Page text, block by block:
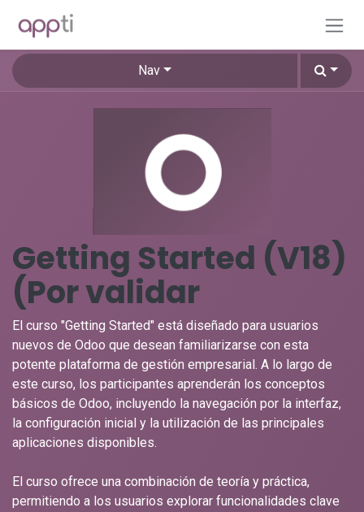
Nav
Getting Started (V18)
(Por validar
El curso "Getting Started" está diseñado para usuarios
nuevos de Odoo que desean familiarizarse con esta
potente plataforma de gestión empresarial. A lo largo de
este curso, los participantes aprenderán los conceptos
básicos de Odoo, incluyendo la navegación por la interfaz,
la configuración inicial y la utilización de las principales
aplicaciones disponibles.
El curso ofrece una combinación de teoría y práctica,
permitiendo a los usuarios explorar funcionalidades clave